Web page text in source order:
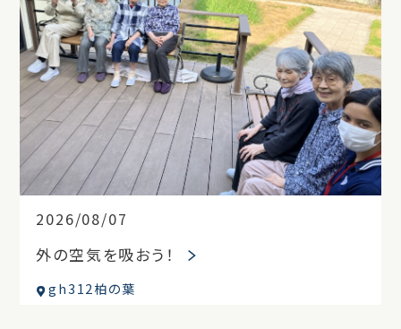
2026/08/07
外の空気を吸おう！
gh312柏の葉